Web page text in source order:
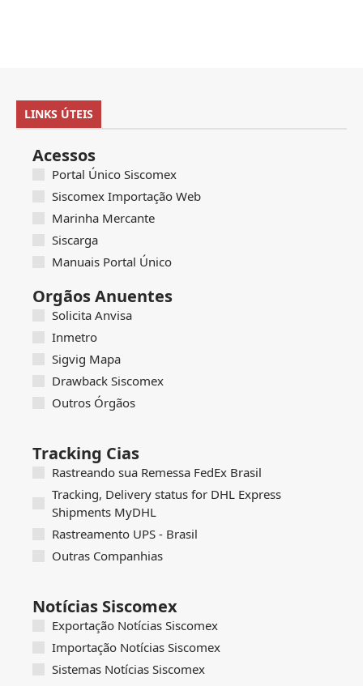
LINKS ÚTEIS
Acessos
Portal Único Siscomex
Siscomex Importação Web
Marinha Mercante
Siscarga
Manuais Portal Único
Orgãos Anuentes
Solicita Anvisa
Inmetro
Sigvig Mapa
Drawback Siscomex
Outros Órgãos
Tracking Cias
Rastreando sua Remessa FedEx Brasil
Tracking, Delivery status for DHL Express
Shipments MyDHL
Rastreamento UPS - Brasil
Outras Companhias
Notícias Siscomex
Exportação Notícias Siscomex
Importação Notícias Siscomex
Sistemas Notícias Siscomex